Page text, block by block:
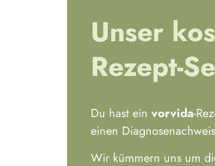
Unser
Rezept-
Du hast ein vorvida-
einen
Wir kümmern uns um